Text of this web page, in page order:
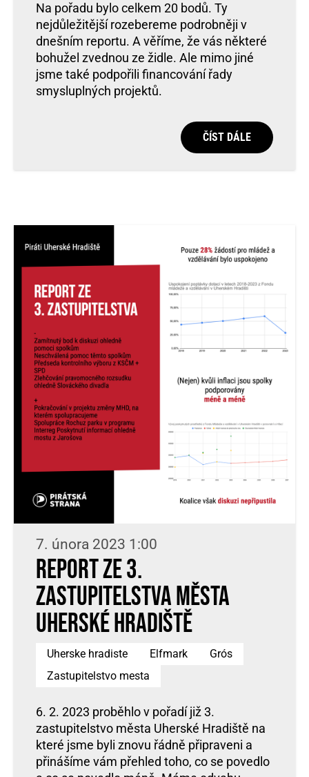
Na pořadu bylo celkem 20 bodů. Ty
nejdůležitější rozebereme podrobněji v
dnešním reportu. A věříme, že vás některé
bohužel zvednou ze židle. Ale mimo jiné
jsme také podpořili financování řady
smysluplných projektů.
ČÍST DÁLE
7. února 2023 1:00
Report ze 3.
zastupitelstva města
Uherské Hradiště
Uherske hradiste Elfmark
Grós
Zastupitelstvo mesta
6. 2. 2023 proběhlo v pořadí již 3.
zastupitelstvo města Uherské Hradiště na
které jsme byli znovu řádně připraveni a
přinášíme vám přehled toho, co se povedlo